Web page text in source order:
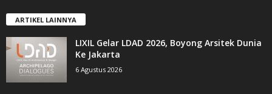
ARTIKEL LAINNYA
LIXIL Gelar LDAD 2026, Boyong Arsitek Dunia
Ke Jakarta
6 Agustus 2026